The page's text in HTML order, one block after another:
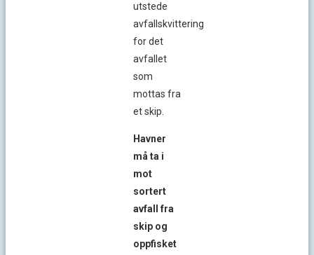
utstede
avfallskvittering
for det
avfallet
som
mottas fra
et skip.
Havner
må ta i
mot
sortert
avfall fra
skip og
oppfisket